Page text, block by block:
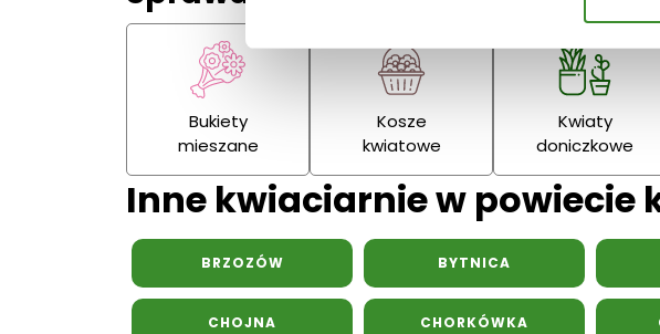
Bukiety
mieszane
Kosze
kwiatowe
Kwiaty
doniczkowe
Inne kwiaciarnie w powiecie
BRZOZÓW BYTNICA
CHOJNA CHORKÓWKA